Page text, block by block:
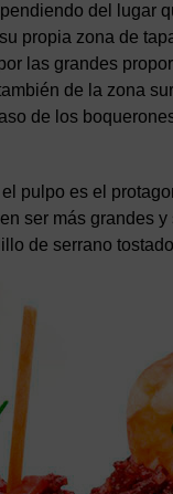
del lugar
propia zona de
las grandes
de la zona
de los
pulpo es el
ser más grandes
de serrano